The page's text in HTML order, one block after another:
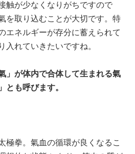
触が少なくなりがちですので
を取り込むことが大切です。特
エネルギーが存分に蓄えられて
入れていきたいですね。
」が体内で合体して生まれる氣
とも呼びます。
極拳。氣血の循環が良くなるこ